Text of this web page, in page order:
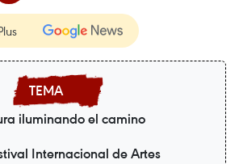
iluminando el camino
Internacional de Artes